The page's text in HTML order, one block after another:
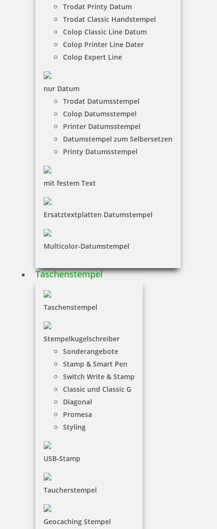
Trodat Printy Datum
Trodat Classic Handstempel
Colop Classic Line Datum
Colop Printer Line Dater
Colop Expert Line
nur Datum
Trodat Datumsstempel
Colop Datumsstempel
Printer Datumsstempel
Datumstempel zum Selbersetzen
Printy Datumsstempel
mit festem Text
Ersatztextplatten Datumstempel
Multicolor-Datumstempel
Taschenstempel
Taschenstempel
Stempelkugelschreiber
Sonderangebote
Stamp & Smart Pen
Switch Write & Stamp
Classic und Classic G
Diagonal
Promesa
Styling
USB-Stamp
Taucherstempel
Geocaching Stempel
84,48 €
Jetzt gestalten
Colop Expert Line 3360/2 zweifarbiger Datumstempel 45 x 30
Jetzt gestalten
97,39 €
Colop Expert Line 3660/2 zweifarbiger Datumsstempel 58 x 37